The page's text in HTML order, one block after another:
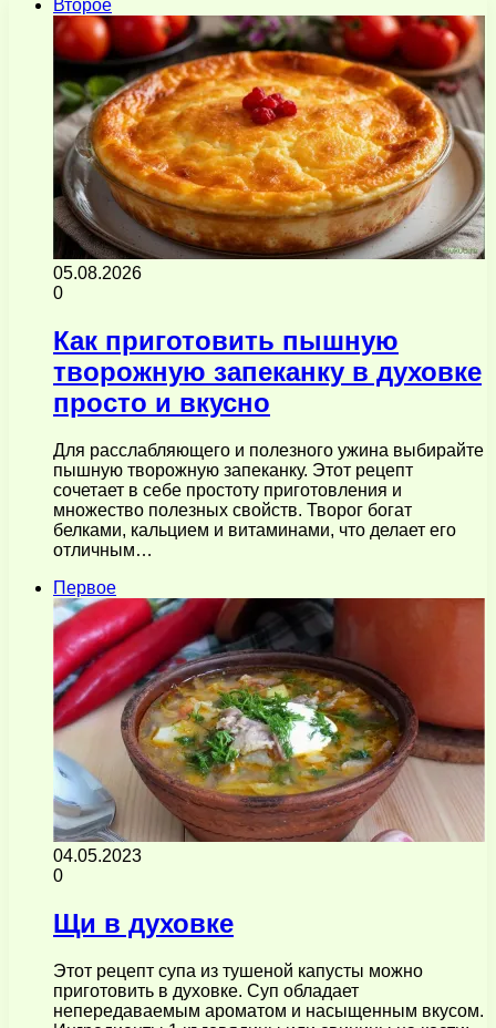
Второе
05.08.2026
0
Как приготовить пышную
творожную запеканку в духовке
просто и вкусно
Для расслабляющего и полезного ужина выбирайте
пышную творожную запеканку. Этот рецепт
сочетает в себе простоту приготовления и
множество полезных свойств. Творог богат
белками, кальцием и витаминами, что делает его
отличным…
Первое
04.05.2023
0
Щи в духовке
Этот рецепт супа из тушеной капусты можно
приготовить в духовке. Суп обладает
непередаваемым ароматом и насыщенным вкусом.